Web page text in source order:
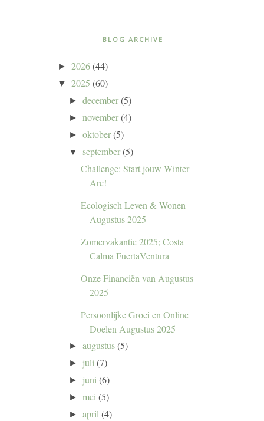
BLOG ARCHIVE
► 2026(44)
▼ 2025 (60)
►december(5)
►november(4)
►oktober(5)
▼ september(5)
Challenge: Start jouw Winter
Arc!
Ecologisch Leven & Wonen
Augustus 2025
Zomervakantie 2025; Costa
Calma FuertaVentura
Onze Financiën van Augustus
2025
Persoonlijke Groei en Online
Doelen Augustus 2025
►augustus(5)
► juli (7)
► juni (6)
►mei (5)
►april (4)